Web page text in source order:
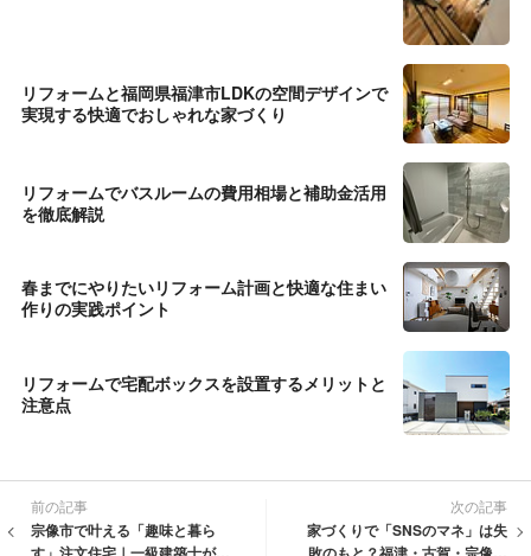
リフォームと福岡県福津市LDKの空間デザインで
実現する快適でおしゃれな家づくり
リフォームでバスルームの費用相場と補助金活用
を徹底解説
春までにやりたいリフォーム計画と快適な住まい
作りの実践ポイント
リフォームで宅配ボックスを設置するメリットと
注意点
前の記事
宗像市で叶える「趣味と暮ら
次の記事
家づくりで「SNSのマネ」は失